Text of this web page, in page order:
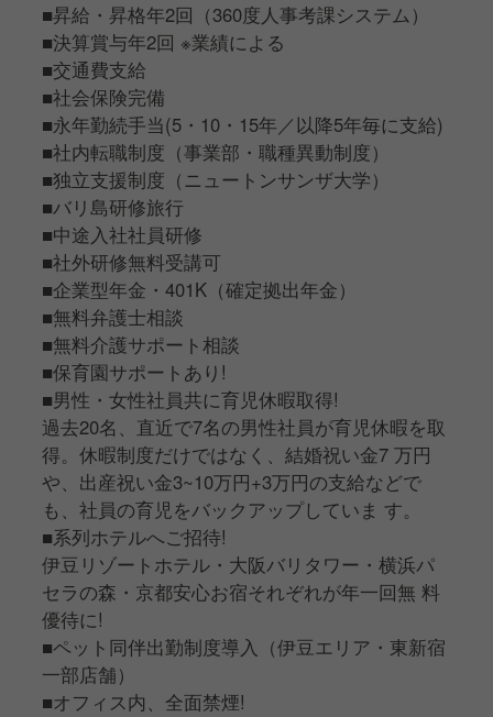
■昇給・昇格年2回（360度人事考課システム）
■決算賞与年2回 ※業績による
■交通費支給
■社会保険完備
■永年勤続手当(5・10・15年／以降5年毎に支給)
■社内転職制度（事業部・職種異動制度）
■独立支援制度（ニュートンサンザ大学）
■バリ島研修旅行
■中途入社社員研修
■社外研修無料受講可
■企業型年金・401K（確定拠出年金）
■無料弁護士相談
■無料介護サポート相談
■保育園サポートあり!
■男性・女性社員共に育児休暇取得!
過去20名、直近で7名の男性社員が育児休暇を取
得。休暇制度だけではなく、結婚祝い金7 万円
や、出産祝い金3~10万円+3万円の支給などで
も、社員の育児をバックアップしていま す。
■系列ホテルへご招待!
伊豆リゾートホテル・大阪バリタワー・横浜パ
セラの森・京都安心お宿それぞれが年一回無 料
優待に!
■ペット同伴出勤制度導入（伊豆エリア・東新宿
一部店舗）
■オフィス内、全面禁煙!